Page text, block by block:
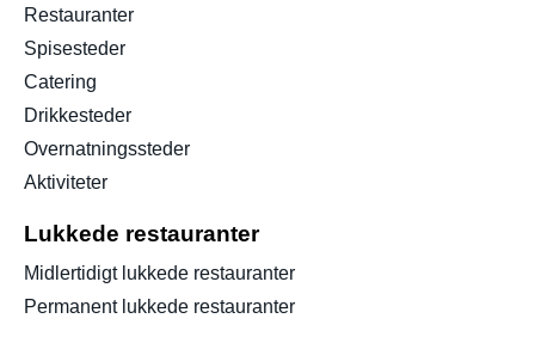
Restauranter
Spisesteder
Catering
Drikkesteder
Overnatningssteder
Aktiviteter
Lukkede restauranter
Midlertidigt lukkede restauranter
Permanent lukkede restauranter